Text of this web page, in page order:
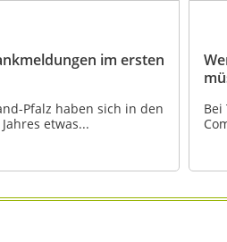
im ersten
Pfalz haben sich in den
etwas...